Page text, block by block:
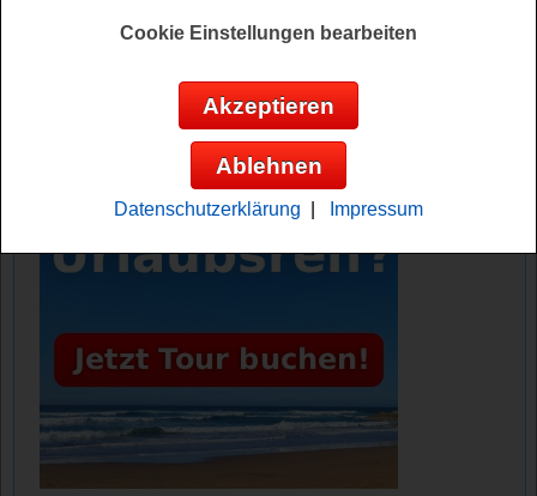
Stuttgarter Hofbräu verlost 25x2 Kessel
Anzeige:
Cookie Einstellungen bearbeiten
Akzeptieren
Ablehnen
Datenschutzerklärung Impressum